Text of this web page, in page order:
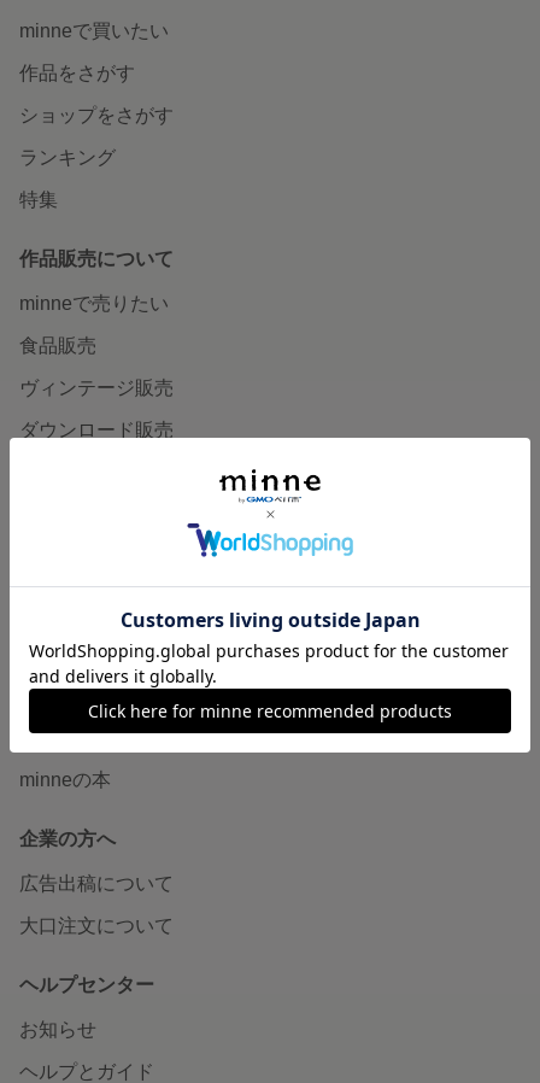
minneで買いたい
作品をさがす
ショップをさがす
ランキング
特集
作品販売について
minneで売りたい
食品販売
ヴィンテージ販売
ダウンロード販売
販売支援企画・イベント
minneとものづくりと
minne学習帖
ニュース
minneの本
企業の方へ
広告出稿について
大口注文について
ヘルプセンター
お知らせ
ヘルプとガイド